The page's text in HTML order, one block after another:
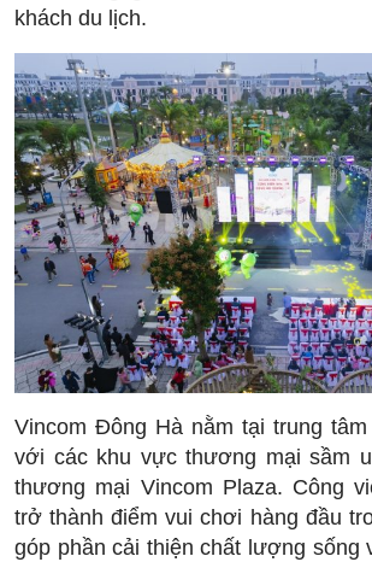
khách du lịch.
Vincom Đông Hà nằm tại trung
với các khu vực thương mại sầm
thương mại Vincom Plaza. Công
trở thành điểm vui chơi hàng đầu
góp phần cải thiện chất lượng sống